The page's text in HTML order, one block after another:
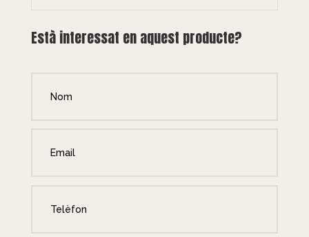
Està interessat en aquest producte?